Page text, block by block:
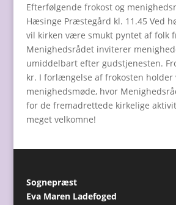
Efterfølgende frokost og
Hæsinge Præstegård kl. 11.45 Ved
vil kirken være smukt pyntet af folk
Menighedsrådet inviterer
umiddelbart efter gudstjenesten.
kr. I forlængelse af frokosten holder
menighedsmøde, hvor
for de fremadrettede kirkelige
meget velkomne!
Sognepræst
Eva Maren Ladefoged